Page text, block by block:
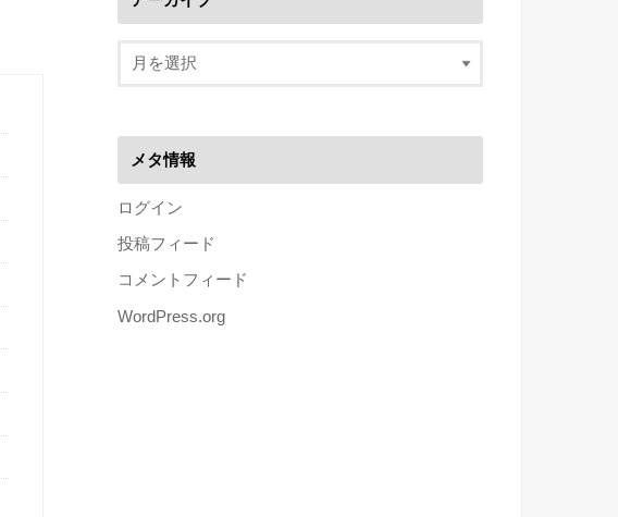
メタ情報
ログイン
投稿フィード
コメントフィード
WordPress.org